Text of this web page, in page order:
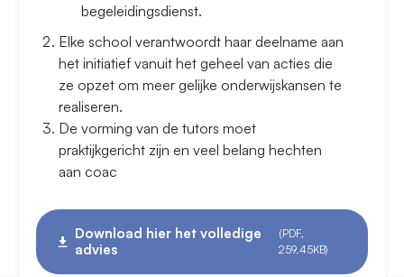
begeleidingsdienst.
Elke school verantwoordt haar deelname aan
het initiatief vanuit het geheel van acties die
ze opzet om meer gelijke onderwijskansen te
realiseren.
De vorming van de tutors moet
praktijkgericht zijn en veel belang hechten
aan coac
Download hier het volledige
advies
(PDF,
259.45KB)